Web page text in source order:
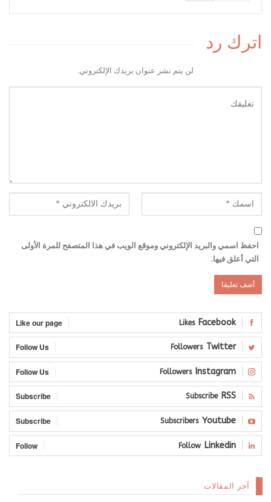
اترك رد
لن يتم نشر عنوان بريدك الإلكتروني.
احفظ اسمي والبريد الإلكتروني وموقع الويب في هذا المتصفح للمرة الأولى
التي أعلق فيها.
Facebook
Likes
Like our page
Twitter
Followers
Follow Us
Instagram
Followers
Follow Us
RSS
Subscribe
Subscribe
Youtube
Subscribers
Subscribe
Linkedin
Follow
Follow
آخر المقالات